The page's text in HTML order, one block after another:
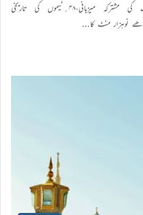
فٹ بال کا تئیسواں عالمی ٹورنامنٹ،تین ممالک کی مشترکہ میزبانی،۴۸؍ٹیموں کی تاریخی